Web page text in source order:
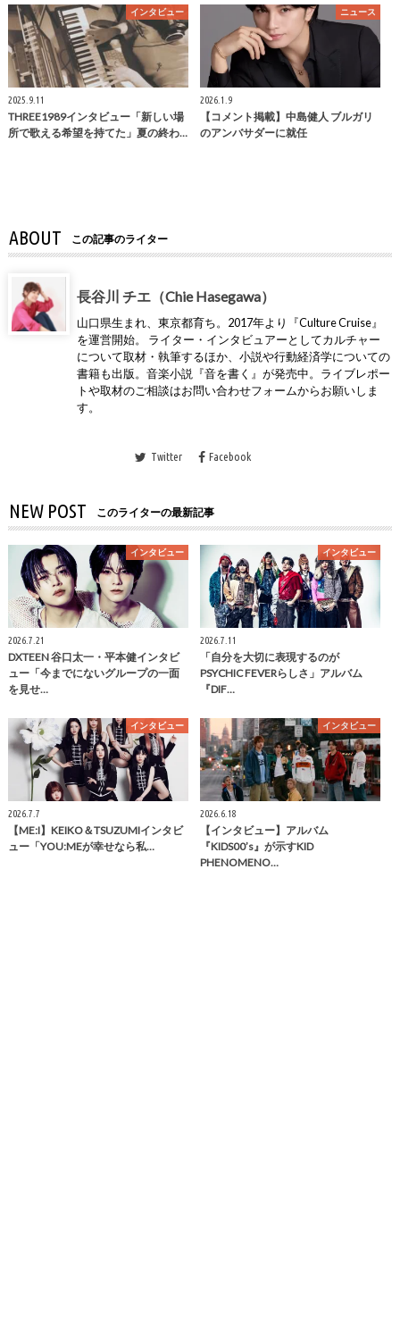
インタビュー
2025.9.11
THREE1989インタビュー「新しい場
所で歌える希望を持てた」夏の終わ…
ニュース
2026.1.9
【コメント掲載】中島健人 ブルガリ
のアンバサダーに就任
ABOUT この記事のライター
長谷川 チエ（Chie Hasegawa）
山口県生まれ、東京都育ち。2017年より『Culture Cruise』
を運営開始。 ライター・インタビュアーとしてカルチャー
について取材・執筆するほか、小説や行動経済学についての
書籍も出版。音楽小説『音を書く』が発売中。ライブレポー
トや取材のご相談はお問い合わせフォームからお願いしま
す。
Twitter Facebook
NEW POST このライターの最新記事
インタビュー
2026.7.21
DXTEEN 谷口太一・平本健インタビ
ュー「今までにないグループの一面
を見せ…
インタビュー
2026.7.11
「自分を大切に表現するのが
PSYCHIC FEVERらしさ」アルバム
『DIF…
インタビュー
2026.7.7
【ME:I】KEIKO＆TSUZUMIインタビ
ュー「YOU:MEが幸せなら私…
インタビュー
2026.6.18
【インタビュー】アルバム
『KIDS00’s』が示すKID
PHENOMENO…